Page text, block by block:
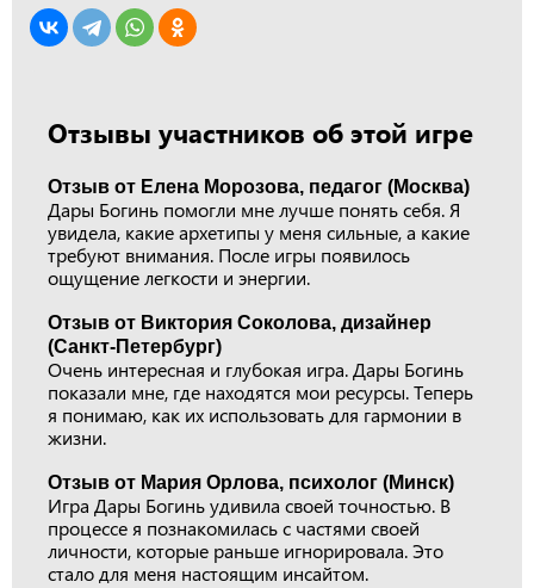
Отзывы участников об этой игре
Отзыв от Елена Морозова, педагог (Москва)
Дары Богинь помогли мне лучше понять себя. Я
увидела, какие архетипы у меня сильные, а какие
требуют внимания. После игры появилось
ощущение легкости и энергии.
Отзыв от Виктория Соколова, дизайнер
(Санкт-Петербург)
Очень интересная и глубокая игра. Дары Богинь
показали мне, где находятся мои ресурсы. Теперь
я понимаю, как их использовать для гармонии в
жизни.
Отзыв от Мария Орлова, психолог (Минск)
Игра Дары Богинь удивила своей точностью. В
процессе я познакомилась с частями своей
личности, которые раньше игнорировала. Это
стало для меня настоящим инсайтом.